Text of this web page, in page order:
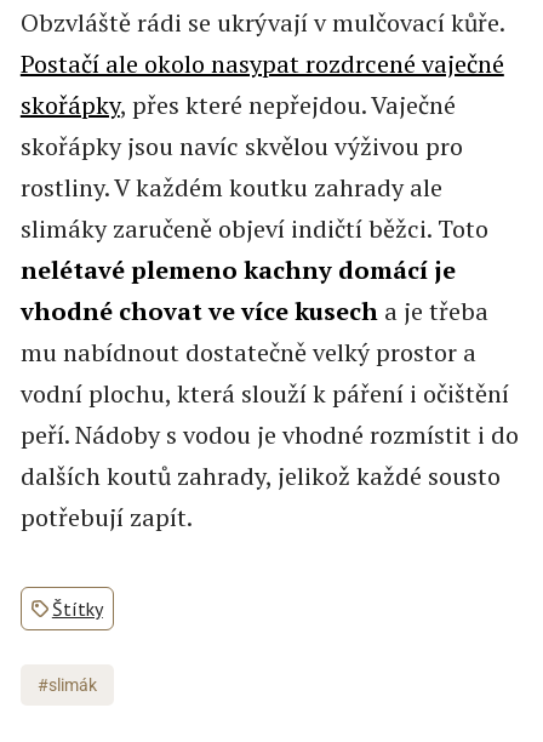
Obzvláště rádi se ukrývají v mulčovací kůře.
Postačí ale okolo nasypat rozdrcené vaječné
skořápky, přes které nepřejdou. Vaječné
skořápky jsou navíc skvělou výživou pro
rostliny. V každém koutku zahrady ale
slimáky zaručeně objeví indičtí běžci. Toto
nelétavé plemeno kachny domácí je
vhodné chovat ve více kusech a je třeba
mu nabídnout dostatečně velký prostor a
vodní plochu, která slouží k páření i očištění
peří. Nádoby s vodou je vhodné rozmístit i do
dalších koutů zahrady, jelikož každé sousto
potřebují zapít.
Štítky
#slimák